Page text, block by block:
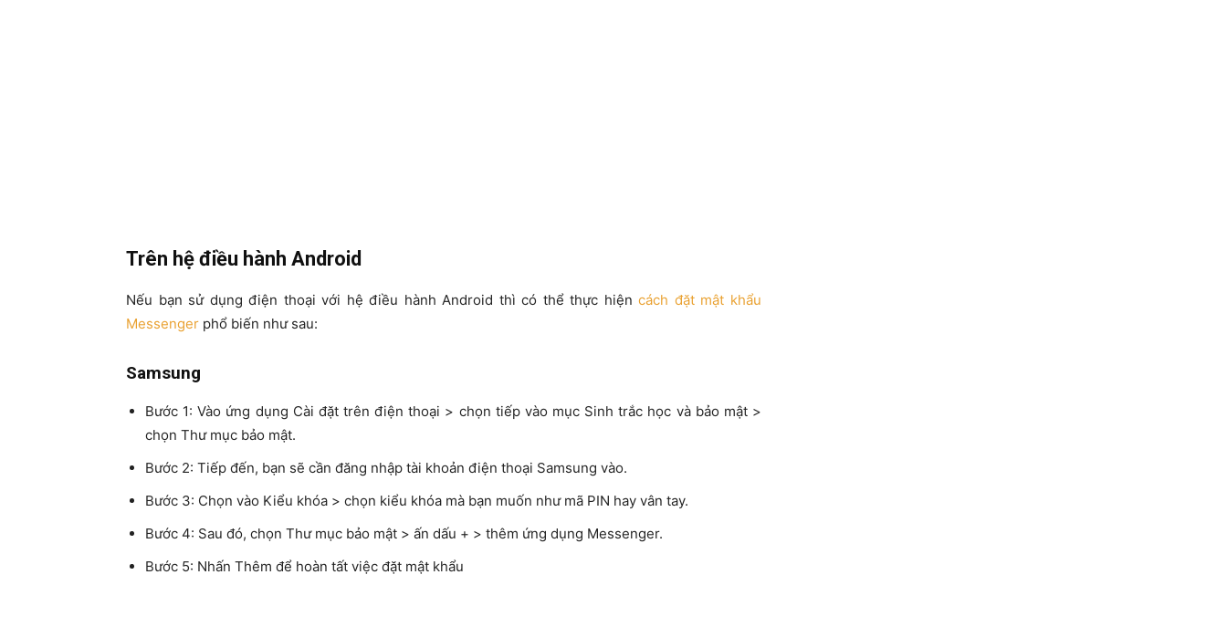
Trên hệ điều hành Android
Nếu bạn sử dụng điện thoại với hệ điều hành Android thì có thể thực hiệncách đặt mật khẩu
Messenger phổ biến như sau:
Samsung
Bước 1: Vào ứng dụng Cài đặt trên điện thoại > chọn tiếp vào mục Sinh trắc học và bảo mật >
chọn Thư mục bảo mật.
Bước 2: Tiếp đến, bạn sẽ cần đăng nhập tài khoản điện thoại Samsung vào.
Bước 3: Chọn vào Kiểu khóa > chọn kiểu khóa mà bạn muốn như mã PIN hay vân tay.
Bước 4: Sau đó, chọn Thư mục bảo mật > ấn dấu + > thêm ứng dụng Messenger.
Bước 5: Nhấn Thêm để hoàn tất việc đặt mật khẩu